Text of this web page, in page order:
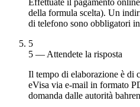
Effettuate il pagamento
della formula scelta). Un
di telefono sono obbligatori in
5
5 — Attendete la risposta
Il tempo di elaborazione è di
eVisa via e-mail in formato
domanda dalle autorità